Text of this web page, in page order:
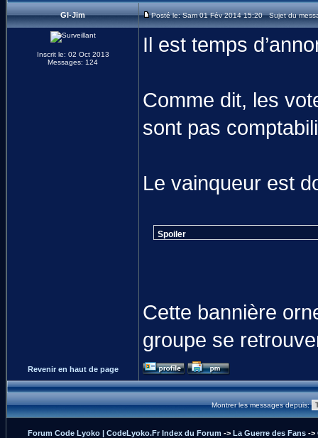
GI-Jim Posté le: Sam 01 Fév 2014 15:20 Sujet du
Inscrit le: 02 Oct 2013
Messages: 124
Il est temps
Comme dit, les
sont pas
Le vainqueur est
Spoiler
Cette bannière
groupe se
Revenir en haut de page
Montrer les messages depuis:
Forum Code Lyoko | CodeLyoko.Fr Index du Forum -> La Guerre des Fans->